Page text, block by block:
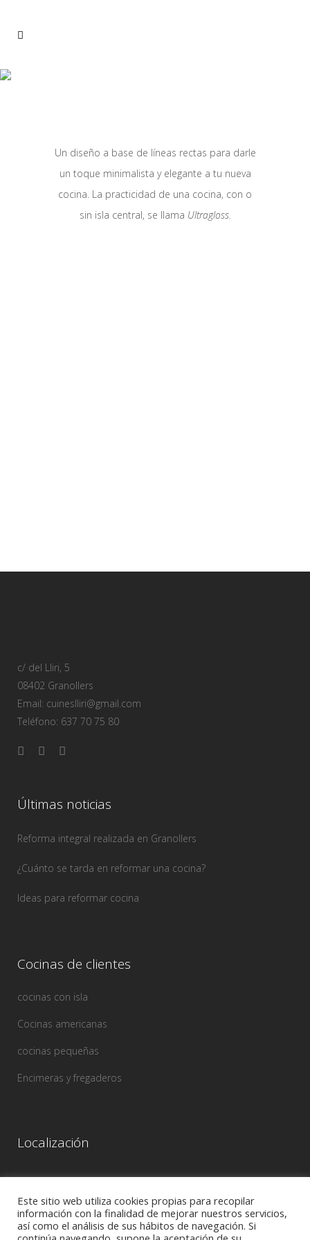
Un diseño a base de líneas rectas para darle
un toque minimalista y elegante a tu nueva
cocina. La practicidad de una cocina, con o
sin isla central, se llama Ultragloss.
c/ del Lliri, 5
08402 Granollers
Email: cuineslliri@gmail.com
Teléfono: 637 70 75 80
Últimas noticias
Reforma integral realizada en Granollers
¿Cuánto se tarda en reformar una cocina?
Ideas para reformar cocina
Cocinas de clientes
cocinas con isla
Cocinas americanas
cocinas pequeñas
Encimeras y fregaderos
Localización
Este sitio web utiliza cookies propias para recopilar
información con la finalidad de mejorar nuestros servicios,
así como el análisis de sus hábitos de navegación. Si